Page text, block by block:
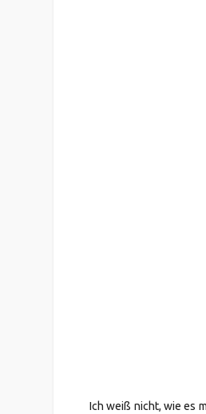
Ich weiß nicht, wie es